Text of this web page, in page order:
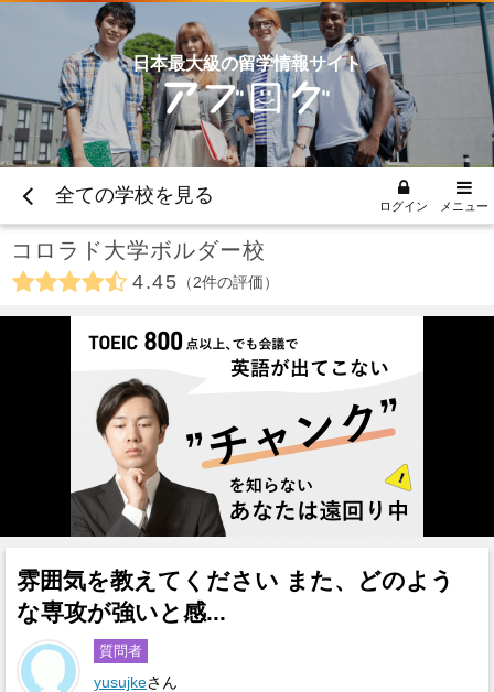
日本最大級の留学情報サイト
全ての学校を見る ログイン メニュー
コロラド大学ボルダー校
4.45 2件の評価
雰囲気を教えてください また、どのよう
な専攻が強いと感...
質問者
yusujkeさん